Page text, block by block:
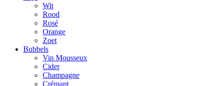
Wit
Rood
Rosé
Orange
Zoet
Bubbels
Vin Mousseux
Cider
Champagne
Crémant